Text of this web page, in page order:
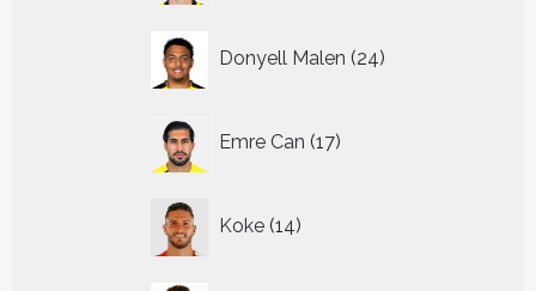
Donyell Malen 24
producten
Emre Can 17
producten
Koke 14
producten